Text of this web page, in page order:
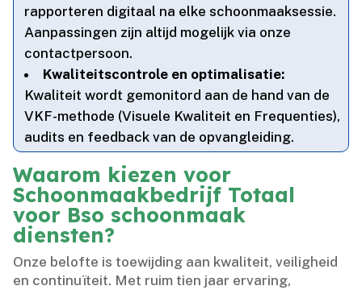
rapporteren digitaal na elke schoonmaaksessie.​
Aanpassingen zijn altijd mogelijk via onze
contactpersoon.​
Kwaliteitscontrole en optimalisatie:
Kwaliteit wordt gemonitord aan de hand van de
VKF-methode (Visuele Kwaliteit en Frequenties),
audits en feedback van de opvangleiding.​
Waarom kiezen voor
Schoonmaakbedrijf Totaal
voor Bso schoonmaak
diensten?
Onze belofte is toewijding aan kwaliteit, veiligheid
en continuïteit.​ Met ruim tien jaar ervaring,